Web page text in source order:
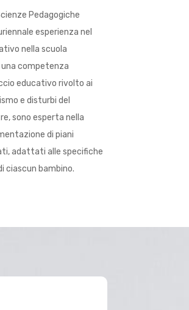
Pedagogiche
esperienza nel
nella scuola
una competenza
educativo rivolto ai
e disturbi del
sono esperta nella
di piani
adattati alle specifiche
ciascun bambino.